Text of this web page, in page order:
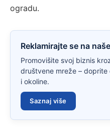
ogradu.
Reklamirajte se na
Promovišite svoj biznis
društvene mreže –
i okoline.
Saznaj više